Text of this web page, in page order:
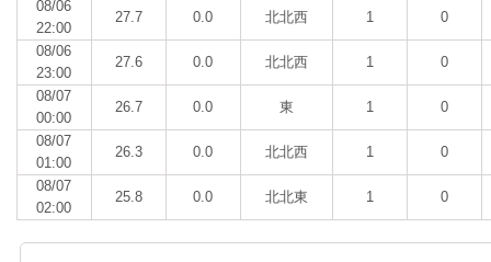
08/06
22:00
27.7 0.0 北北西 1 0
08/06
23:00
27.6 0.0 北北西 1 0
08/07
00:00
26.7 0.0 東 1 0
08/07
01:00
26.3 0.0 北北西 1 0
08/07
02:00
25.8 0.0 北北東 1 0